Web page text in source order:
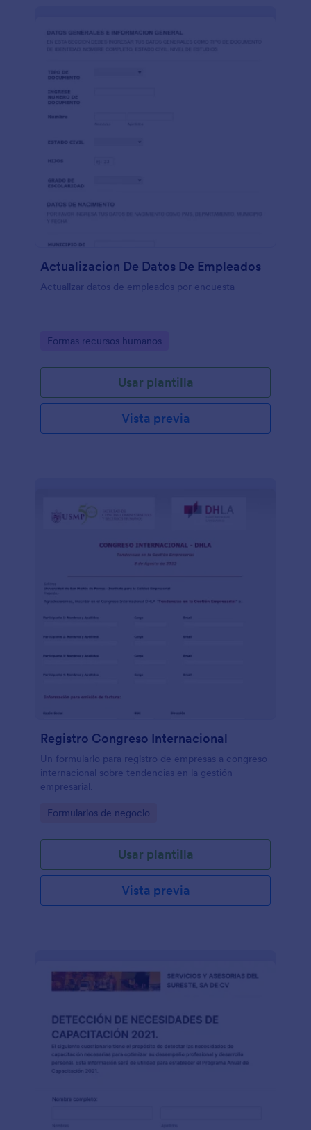
Actualizacion De Datos De Empleados
Actualizar datos de empleados por encuesta
Go to Category:
Formas recursos humanos
Usar plantilla
Vista previa
Registro Congreso Internacional
Un formulario para registro de empresas a congreso
internacional sobre tendencias en la gestión
empresarial.
Go to Category:
Formularios de negocio
Usar plantilla
Vista previa